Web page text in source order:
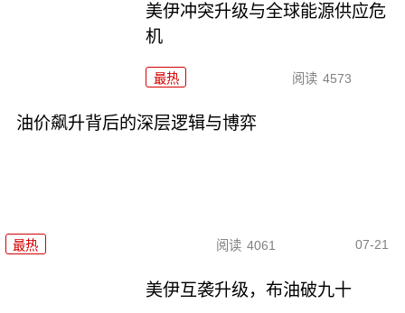
美伊冲突升级与全球能源供应危
机
最热 阅读 4573
油价飙升背后的深层逻辑与博弈
最热 阅读 4061 07-21
美伊互袭升级，布油破九十